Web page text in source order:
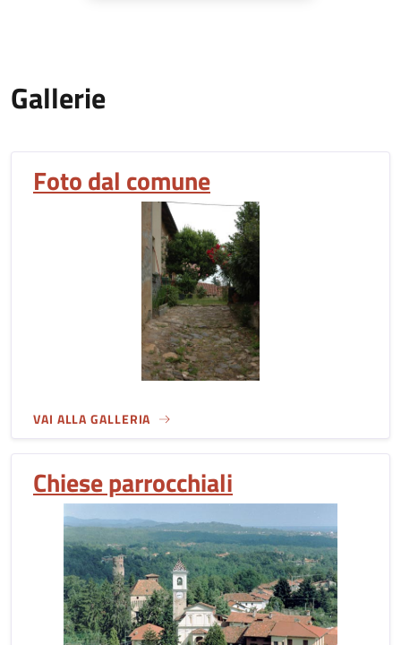
Gallerie
Foto dal comune
VAI ALLA GALLERIA
Chiese parrocchiali